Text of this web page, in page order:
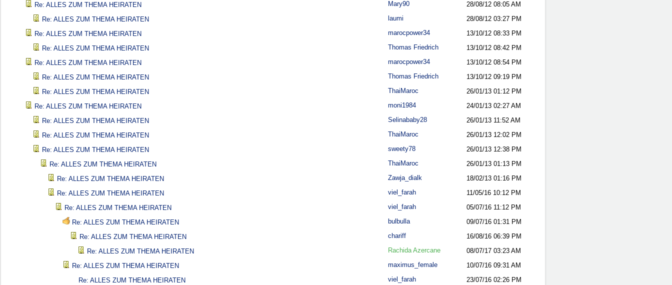
Re: ALLES ZUM THEMA HEIRATEN
Mary90 28/08/12 08:05 AM
Re: ALLES ZUM THEMA HEIRATEN
laumi 28/08/12 03:27 PM
Re: ALLES ZUM THEMA HEIRATEN
marocpower34 13/10/12 08:33 PM
Re: ALLES ZUM THEMA HEIRATEN
Thomas Friedrich 13/10/12 08:42 PM
Re: ALLES ZUM THEMA HEIRATEN
marocpower34 13/10/12 08:54 PM
Re: ALLES ZUM THEMA HEIRATEN
Thomas Friedrich 13/10/12 09:19 PM
Re: ALLES ZUM THEMA HEIRATEN
ThaiMaroc 26/01/13 01:12 PM
Re: ALLES ZUM THEMA HEIRATEN
moni1984 24/01/13 02:27 AM
Re: ALLES ZUM THEMA HEIRATEN
Selinababy28 26/01/13 11:52 AM
Re: ALLES ZUM THEMA HEIRATEN
ThaiMaroc 26/01/13 12:02 PM
Re: ALLES ZUM THEMA HEIRATEN
sweety78 26/01/13 12:38 PM
Re: ALLES ZUM THEMA HEIRATEN
ThaiMaroc 26/01/13 01:13 PM
Re: ALLES ZUM THEMA HEIRATEN
Zawja_dialk 18/02/13 01:16 PM
Re: ALLES ZUM THEMA HEIRATEN
viel_farah 11/05/16 10:12 PM
Re: ALLES ZUM THEMA HEIRATEN
viel_farah 05/07/16 11:12 PM
Re: ALLES ZUM THEMA HEIRATEN
bulbulla 09/07/16 01:31 PM
Re: ALLES ZUM THEMA HEIRATEN
chariff 16/08/16 06:39 PM
Re: ALLES ZUM THEMA HEIRATEN
Rachida Azercane 08/07/17 03:23 AM
Re: ALLES ZUM THEMA HEIRATEN
maximus_female 10/07/16 09:31 AM
Re: ALLES ZUM THEMA HEIRATEN
viel_farah 23/07/16 02:26 PM